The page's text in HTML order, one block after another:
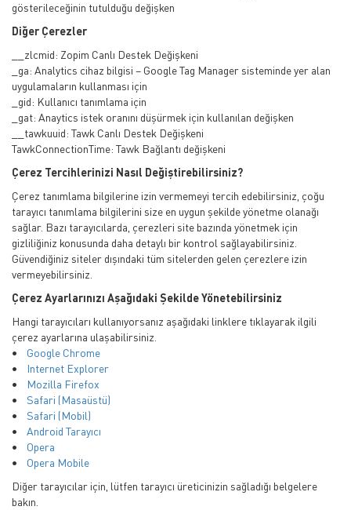
gösterileceğinin tutulduğu değişken
Diğer Çerezler
__zlcmid: Zopim Canlı Destek Değişkeni
_ga: Analytics cihaz bilgisi – Google Tag Manager sisteminde yer alan
uygulamaların kullanması için
_gid: Kullanıcı tanımlama için
_gat: Anaytics istek oranını düşürmek için kullanılan değişken
__tawkuuid: Tawk Canlı Destek Değişkeni
TawkConnectionTime: Tawk Bağlantı değişkeni
Çerez Tercihlerinizi Nasıl Değiştirebilirsiniz?
Çerez tanımlama bilgilerine izin vermemeyi tercih edebilirsiniz, çoğu
tarayıcı tanımlama bilgilerini size en uygun şekilde yönetme olanağı
sağlar. Bazı tarayıcılarda, çerezleri site bazında yönetmek için
gizliliğiniz konusunda daha detaylı bir kontrol sağlayabilirsiniz.
Güvendiğiniz siteler dışındaki tüm sitelerden gelen çerezlere izin
vermeyebilirsiniz.
Çerez Ayarlarınızı Aşağıdaki Şekilde Yönetebilirsiniz
Hangi tarayıcıları kullanıyorsanız aşağıdaki linklere tıklayarak ilgili
çerez ayarlarına ulaşabilirsiniz.
• Google Chrome
•
Internet Explorer
•
Mozilla Firefox
• Safari (Masaüstü)
• Safari (Mobil)
• Android Tarayıcı
• Opera
• Opera Mobile
Diğer tarayıcılar için, lütfen tarayıcı üreticinizin sağladığı belgelere
bakın.